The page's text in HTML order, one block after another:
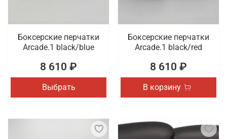
Боксерские перчатки
Arcade.1 black/blue
8 610 ₽
Выбрать
Боксерские перчатки
Arcade.1 black/red
8 610 ₽
В корзину